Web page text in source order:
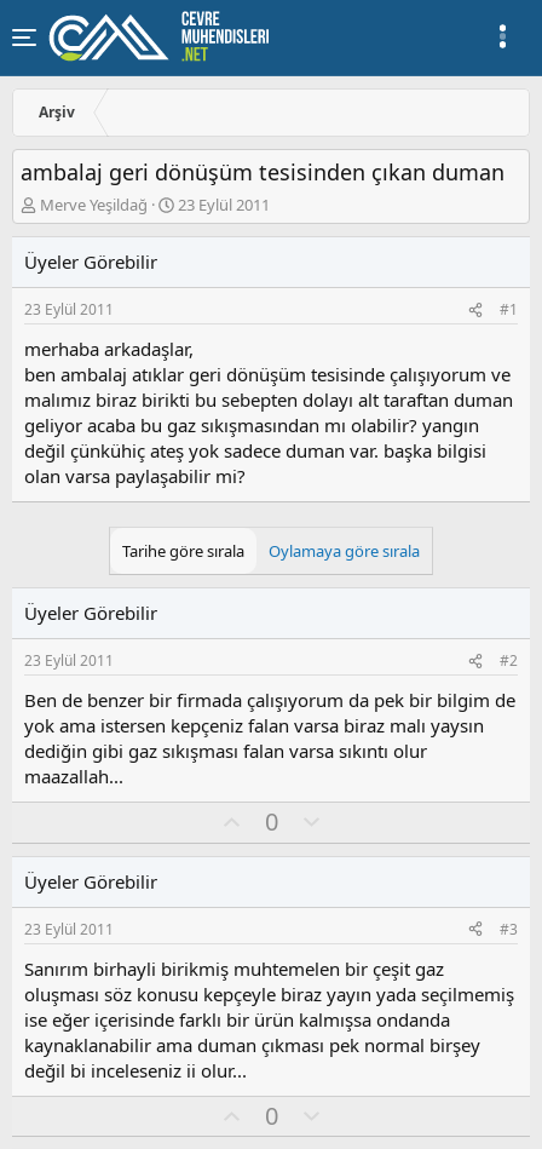
Arşiv
ambalaj geri dönüşüm tesisinden çıkan duman
K
o
u
y
u
a
ş
l
a
t
a
n
Merve Yeşildağ
B
a
a
ı
ç
t
a
r
i
h
i
23 Eylül 2011
Üyeler Görebilir
23 Eylül 2011 #1
merhaba arkadaşlar,
ben ambalaj atıklar geri dönüşüm tesisinde çalışıyorum ve
malımız biraz birikti bu sebepten dolayı alt taraftan duman
geliyor acaba bu gaz sıkışmasından mı olabilir? yangın
değil çünkühiç ateş yok sadece duman var. başka bilgisi
olan varsa paylaşabilir mi?
Tarihe göre sırala Oylamaya göre sırala
Üyeler Görebilir
23 Eylül 2011 #2
Ben de benzer bir firmada çalışıyorum da pek bir bilgim de
yok ama istersen kepçeniz falan varsa biraz malı yaysın
dediğin gibi gaz sıkışması falan varsa sıkıntı olur
maazallah...
y
0
l
s
u
z
o
y
l
a
Üyeler Görebilir
23 Eylül 2011 #3
Sanırım birhayli birikmiş muhtemelen bir çeşit gaz
oluşması söz konusu kepçeyle biraz yayın yada seçilmemiş
ise eğer içerisinde farklı bir ürün kalmışsa ondanda
kaynaklanabilir ama duman çıkması pek normal birşey
değil bi inceleseniz ii olur...
y
0
l